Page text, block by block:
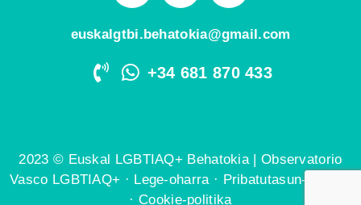
euskalgtbi.behatokia@gmail.com
+34 681 870 433
2023 © Euskal LGBTIAQ+ Behatokia | Observatorio
Vasco LGBTIAQ+ · Lege-oharra · Pribatutasun-politika
·Cookie-politika